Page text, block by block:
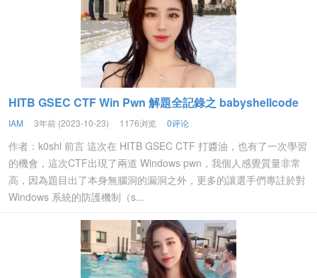
HITB GSEC CTF Win Pwn 解題全記錄之 babyshellcode
IAM 3年前 (2023-10-23) 1176浏览 0评论
作者：k0shl 前言 這次在 HITB GSEC CTF 打醬油，也有了一次學習
的機會，這次CTF出現了兩道 Windows pwn，我個人感覺質量非常
高，因為題目出了本身無腦洞的漏洞之外，更多的讓選手們專註於對
Windows 系統的防護機制（s...